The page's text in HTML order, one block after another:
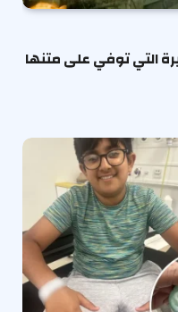
التي توفي على متنها